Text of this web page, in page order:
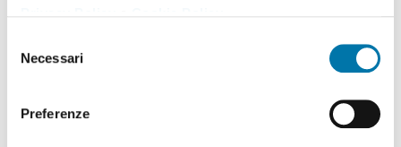
delNecessari
Preferenze